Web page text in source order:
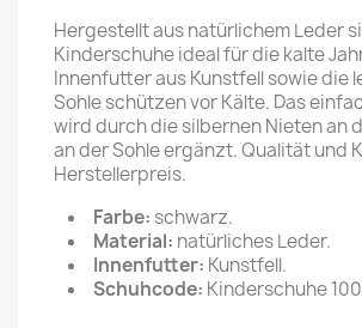
Hergestellt aus natürlichem Leder
Kinderschuhe ideal für die kalte
Innenfutter aus Kunstfell sowie die
Sohle schützen vor Kälte. Das
wird durch die silbernen Nieten an
an der Sohle ergänzt. Qualität und
Herstellerpreis.
Farbe: schwarz.
Material: natürliches Leder.
Innenfutter: Kunstfell.
Schuhcode: Kinderschuhe